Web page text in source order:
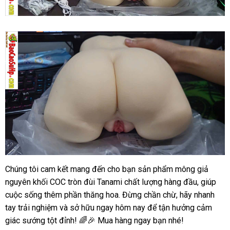
Giá
sỉ
Mông
giả
nguyên
khối
COC
tròn
đùi
Tanami
rung
hút
rên
5kg
hàng
xách
tay
Giá
sỉ
Mông
giả
nguyên
Chúng tôi cam kết mang đến cho bạn sản phẩm mông giả
nguyên khối COC tròn đùi Tanami chất lượng hàng đầu, giúp
cuộc sống thêm phần thăng hoa. Đừng chần chừ, hãy nhanh
tay trải nghiệm và sở hữu ngay hôm nay để tận hưởng cảm
giác sướng tột đỉnh! 🌈🎉 Mua hàng ngay bạn nhé!